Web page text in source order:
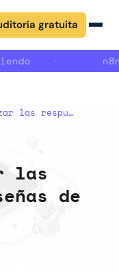
gratuita
n8n
Cómo automatizar las respuestas a reseñas de Google con IA
las
de